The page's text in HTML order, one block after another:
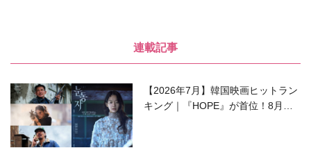
連載記事
【2026年7月】韓国映画ヒットラン
キング｜『HOPE』が首位！8月公